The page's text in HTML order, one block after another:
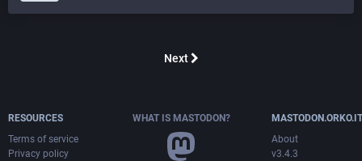
Next
RESOURCES
Terms of service
Privacy policy
WHAT IS MASTODON?
MASTODON.ORKO.IT
About
v3.4.3